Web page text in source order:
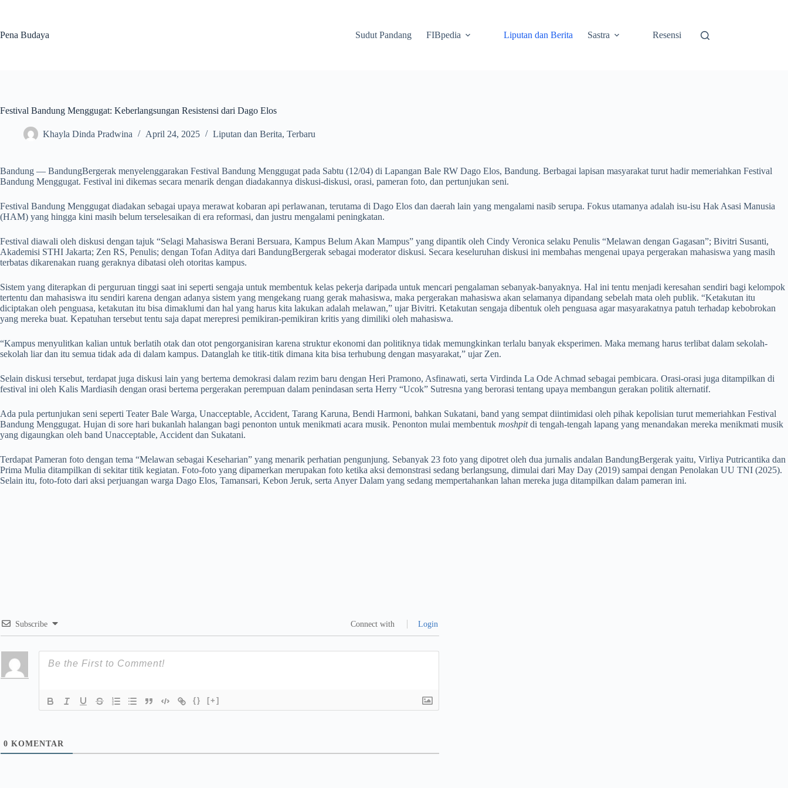
Pena Budaya
Sudut Pandang FIBpedia Liputan dan Berita Sastra Resensi
Festival Bandung Menggugat: Keberlangsungan Resistensi dari Dago Elos
Khayla Dinda Pradwina April 24, 2025 Liputan dan Berita, Terbaru
Bandung — BandungBergerak menyelenggarakan Festival Bandung Menggugat pada Sabtu (12/04) di Lapangan Bale RW Dago Elos, Bandung. Berbagai lapisan masyarakat turut hadir memeriahkan Festival
Bandung Menggugat. Festival ini dikemas secara menarik dengan diadakannya diskusi-diskusi, orasi, pameran foto, dan pertunjukan seni.
Festival Bandung Menggugat diadakan sebagai upaya merawat kobaran api perlawanan, terutama di Dago Elos dan daerah lain yang mengalami nasib serupa. Fokus utamanya adalah isu-isu Hak Asasi Manusia
(HAM) yang hingga kini masih belum terselesaikan di era reformasi, dan justru mengalami peningkatan.
Festival diawali oleh diskusi dengan tajuk “Selagi Mahasiswa Berani Bersuara, Kampus Belum Akan Mampus” yang dipantik oleh Cindy Veronica selaku Penulis “Melawan dengan Gagasan”; Bivitri Susanti,
Akademisi STHI Jakarta; Zen RS, Penulis; dengan Tofan Aditya dari BandungBergerak sebagai moderator diskusi. Secara keseluruhan diskusi ini membahas mengenai upaya pergerakan mahasiswa yang masih
terbatas dikarenakan ruang geraknya dibatasi oleh otoritas kampus.
Sistem yang diterapkan di perguruan tinggi saat ini seperti sengaja untuk membentuk kelas pekerja daripada untuk mencari pengalaman sebanyak-banyaknya. Hal ini tentu menjadi keresahan sendiri bagi kelompok
tertentu dan mahasiswa itu sendiri karena dengan adanya sistem yang mengekang ruang gerak mahasiswa, maka pergerakan mahasiswa akan selamanya dipandang sebelah mata oleh publik. “Ketakutan itu
diciptakan oleh penguasa, ketakutan itu bisa dimaklumi dan hal yang harus kita lakukan adalah melawan,” ujar Bivitri. Ketakutan sengaja dibentuk oleh penguasa agar masyarakatnya patuh terhadap kebobrokan
yang mereka buat. Kepatuhan tersebut tentu saja dapat merepresi pemikiran-pemikiran kritis yang dimiliki oleh mahasiswa.
“Kampus menyulitkan kalian untuk berlatih otak dan otot pengorganisiran karena struktur ekonomi dan politiknya tidak memungkinkan terlalu banyak eksperimen. Maka memang harus terlibat dalam sekolah-
sekolah liar dan itu semua tidak ada di dalam kampus. Datanglah ke titik-titik dimana kita bisa terhubung dengan masyarakat,” ujar Zen.
Selain diskusi tersebut, terdapat juga diskusi lain yang bertema demokrasi dalam rezim baru dengan Heri Pramono, Asfinawati, serta Virdinda La Ode Achmad sebagai pembicara. Orasi-orasi juga ditampilkan di
festival ini oleh Kalis Mardiasih dengan orasi bertema pergerakan perempuan dalam penindasan serta Herry “Ucok” Sutresna yang berorasi tentang upaya membangun gerakan politik alternatif.
Ada pula pertunjukan seni seperti Teater Bale Warga, Unacceptable, Accident, Tarang Karuna, Bendi Harmoni, bahkan Sukatani, band yang sempat diintimidasi oleh pihak kepolisian turut memeriahkan Festival
Bandung Menggugat. Hujan di sore hari bukanlah halangan bagi penonton untuk menikmati acara musik. Penonton mulai membentuk moshpitdi tengah-tengah lapang yang menandakan mereka menikmati musik
yang digaungkan oleh band Unacceptable, Accident dan Sukatani.
Terdapat Pameran foto dengan tema “Melawan sebagai Keseharian” yang menarik perhatian pengunjung. Sebanyak 23 foto yang dipotret oleh dua jurnalis andalan BandungBergerak yaitu, Virliya Putricantika dan
Prima Mulia ditampilkan di sekitar titik kegiatan. Foto-foto yang dipamerkan merupakan foto ketika aksi demonstrasi sedang berlangsung, dimulai dari May Day (2019) sampai dengan Penolakan UU TNI (2025).
Selain itu, foto-foto dari aksi perjuangan warga Dago Elos, Tamansari, Kebon Jeruk, serta Anyer Dalam yang sedang mempertahankan lahan mereka juga ditampilkan dalam pameran ini.
Subscribe Connect with Login
{} [+]
0 KOMENTAR